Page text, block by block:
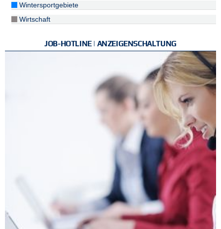
Wintersportgebiete
Wirtschaft
JOB-HOTLINE | ANZEIGENSCHALTUNG